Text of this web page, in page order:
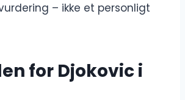
– ikke et personligt
for Djokovic i